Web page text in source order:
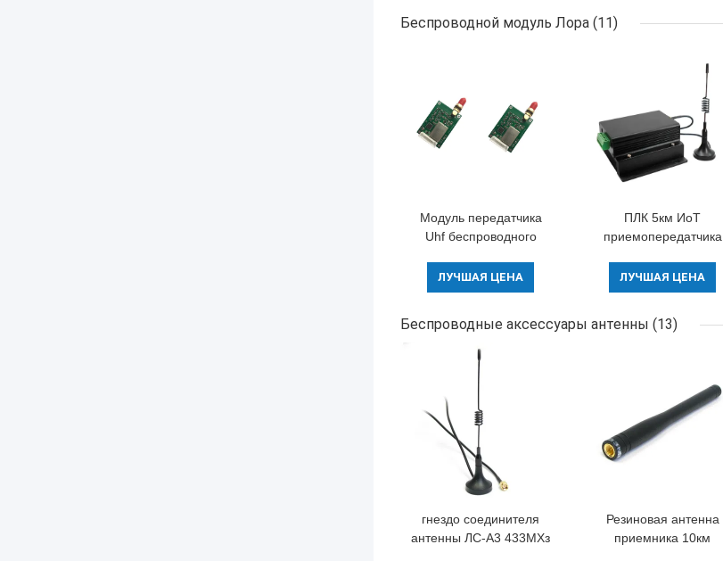
Беспроводной модуль Лора (11)
Модуль передатчика
Uhf беспроводного
1W Lora беспроводной
ЛУЧШАЯ ЦЕНА
ПЛК 5км ИоТ
приемопередатчика
1В Лора локальных
сетей беспроводной
беспроводной
ЛУЧШАЯ ЦЕНА
Беспроводные аксессуары антенны (13)
гнездо соединителя
антенны ЛС-А3 433МХз
Резиновая антенна
приемника 10км